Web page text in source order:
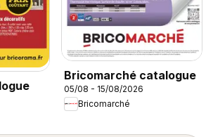
Bricomarché catalogue
05/08 - 15/08/2026
Bricomarché